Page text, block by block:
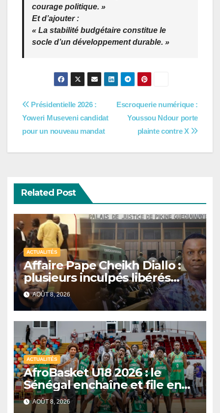
courage politique. »
Et d’ajouter :
« La stabilité budgétaire constitue le
socle d’un développement durable. »
Navigation
de
l’article
Escroquerie numérique :
Youssou Ndour porte
plainte contre X
Présidentielle 2026 :
Yoweri Museveni candidat
pour un nouveau mandat
Related Post
ACTUALITÉS
Affaire Pape Cheikh Diallo :
plusieurs inculpés libérés
après un non-lieu partiel
AOÛT 8, 2026
ACTUALITÉS
AfroBasket U18 2026 : le
Sénégal enchaîne et file en
quarts de finale
AOÛT 8, 2026